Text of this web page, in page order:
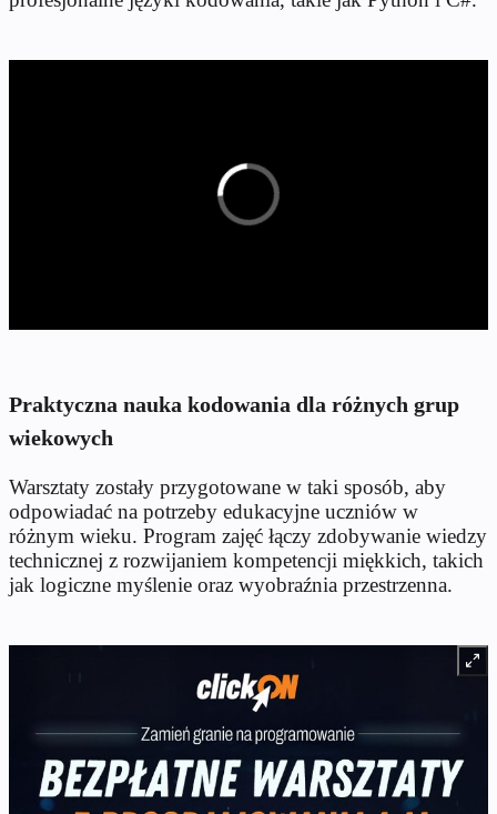
Praktyczna nauka kodowania dla różnych grup
wiekowych
Warsztaty zostały przygotowane w taki sposób, aby
odpowiadać na potrzeby edukacyjne uczniów w
różnym wieku. Program zajęć łączy zdobywanie wiedzy
technicznej z rozwijaniem kompetencji miękkich, takich
jak logiczne myślenie oraz wyobraźnia przestrzenna.